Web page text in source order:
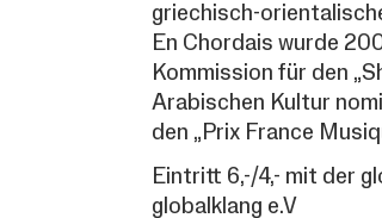
griechisch-
En Chordais wurde
Kommission für den
Arabischen Kultur
den „Prix France
Eintritt 6,-/4,- mit der
globalklang e.V